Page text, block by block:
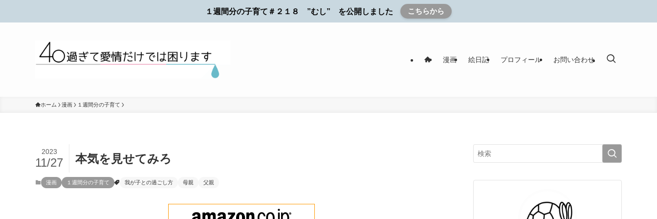
１週間分の子育て＃２１８ ”むし” を公開しました こちらから
漫画 絵日記 プロフィール お問い合わせ
ホーム 漫画 １週間分の子育て
本気を見せてみろ
2023
11/27
漫画 １週間分の子育て 我が子との過ごし方 母親 父親